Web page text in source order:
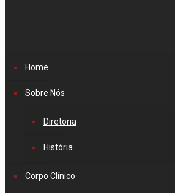
Home
Sobre Nós
Diretoria
História
Corpo Clínico